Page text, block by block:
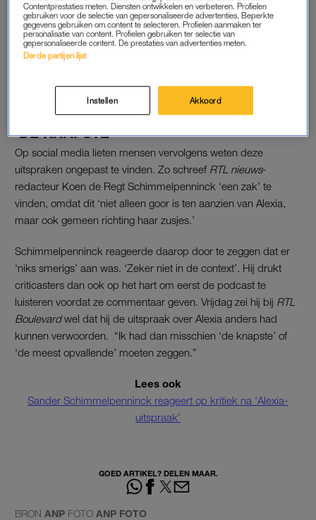
mediaportaaltjes wennen nooit.
— Sander Schimmelpenninck
(@SanderSchimmelp)
‘DE KNAPSTE’
Op social media lieten mensen vervolgens weten deze
uitspraken ongepast te vinden. Zo schreef RTL nieuws-
redacteur Koen de Regt Schimmelpenninck ‘een zak’ te
vinden, omdat dit ‘niet alleen goor is ten aanzien van Alexia,
maar ook gemeen richting haar zusjes.’
Schimmelpenninck reageerde daarop door te zeggen dat er
‘niks smerigs’ aan was. ‘Zeker niet in de context’. Hij drukt
criticasters dan ook op het hart om eerst de podcast te
luisteren voordat ze commentaar geven. Vrijdag zei hij bij RTL
Boulevardwel dat hij de uitspraak over Alexia anders had
kunnen verwoorden. “Ik had dan misschien ‘de knapste’ of
‘de meest opvallende’ moeten zeggen.”
Lees ook
Sander Schimmelpenninck reageert op kritiek na ‘Alexia-
uitspraak’
GOED ARTIKEL? DELEN MAAR.
BRON ANP FOTO ANP FOTO
Contentprestaties meten. Diensten ontwikkelen en verbeteren. Profielen
gebruiken voor de selectie van gepersonaliseerde advertenties. Beperkte
gegevens gebruiken om content te selecteren. Profielen aanmaken ter
personalisatie van content. Profielen gebruiken ter selectie van
gepersonaliseerde content. De prestaties van advertenties meten.
Derde partijen lijst
Instellen Akkoord